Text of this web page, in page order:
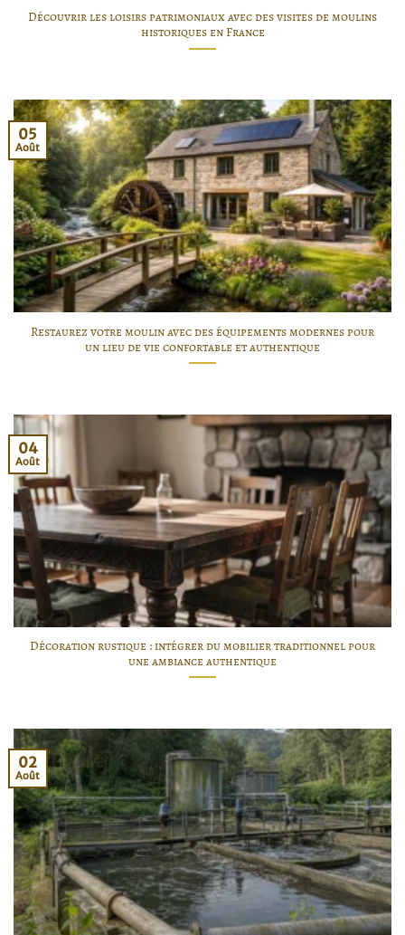
Découvrir les loisirs patrimoniaux avec des visites de moulins
historiques en France
Restaurez votre moulin avec des équipements modernes pour
un lieu de vie confortable et authentique
05
Août
Décoration rustique : intégrer du mobilier traditionnel pour
une ambiance authentique
04
Août
02
Août